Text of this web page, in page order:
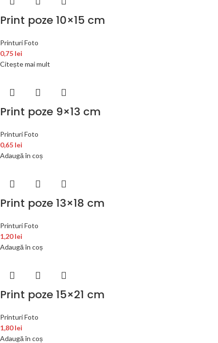
Print poze 10×15 cm
Printuri Foto
0,75 lei
Citește mai mult
Print poze 9×13 cm
Printuri Foto
0,65 lei
Adaugă în coș
Print poze 13×18 cm
Printuri Foto
1,20lei
Adaugă în coș
Print poze 15×21 cm
Printuri Foto
1,80lei
Adaugă în coș